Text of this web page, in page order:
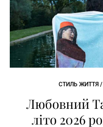
СТИЛЬ ЖИТТЯ
Любовний
літо 2026